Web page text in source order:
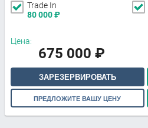
Trade In
80 000₽
Цена:
675 000 ₽
ЗАРЕЗЕРВИРОВАТЬ
ПРЕДЛОЖИТЕ ВАШУ ЦЕНУ